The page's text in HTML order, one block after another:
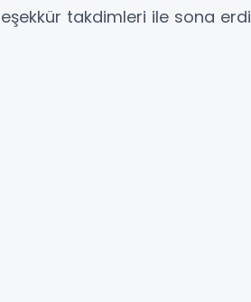
takdimleri ile sona erdi